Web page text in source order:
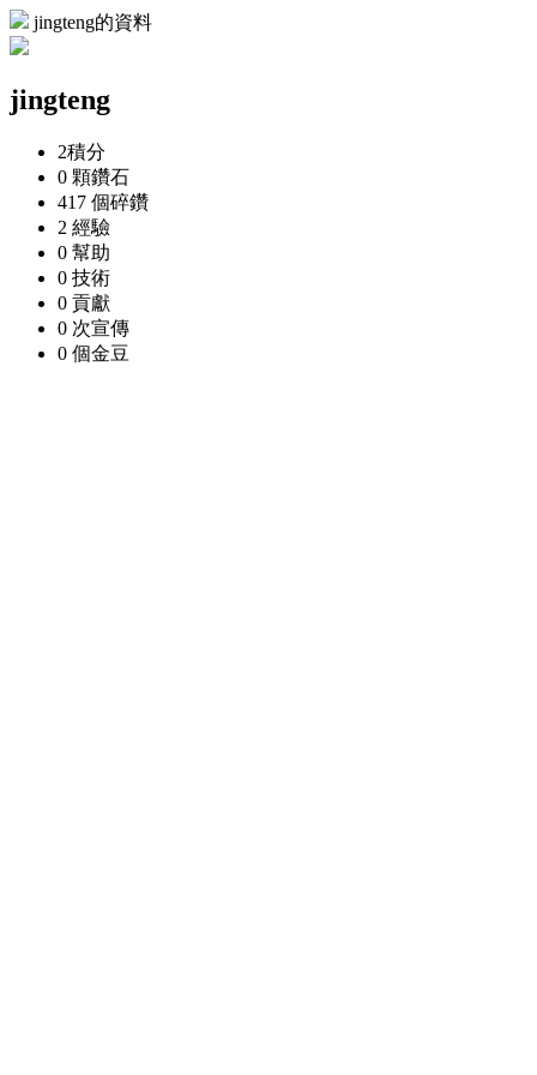
jingteng的資料
jingteng
2積分
0 顆鑽石
417 個碎鑽
2 經驗
0 幫助
0 技術
0 貢獻
0 次宣傳
0 個金豆